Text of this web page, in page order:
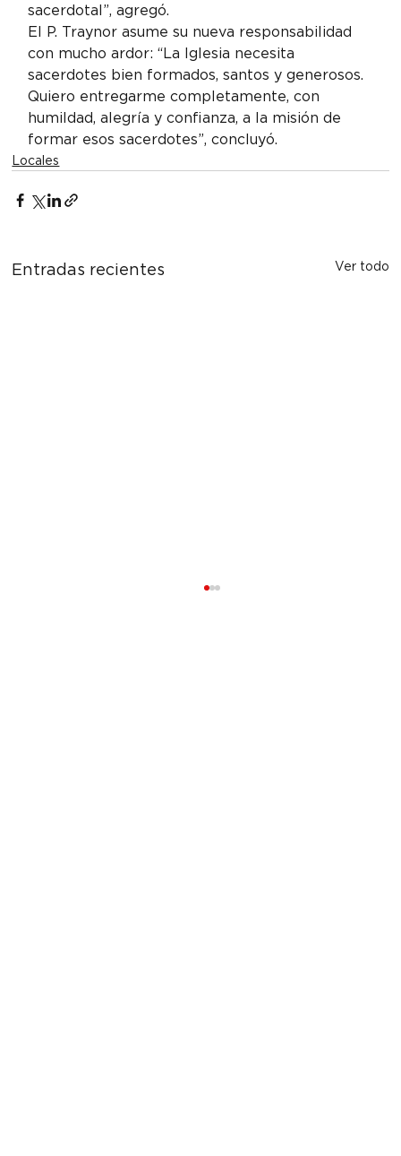
sacerdotal”, agregó.
El P. Traynor asume su nueva responsabilidad
con mucho ardor: “La Iglesia necesita
sacerdotes bien formados, santos y generosos.
Quiero entregarme completamente, con
humildad, alegría y confianza, a la misión de
formar esos sacerdotes”, concluyó.
Locales
Entradas recientes Ver todo